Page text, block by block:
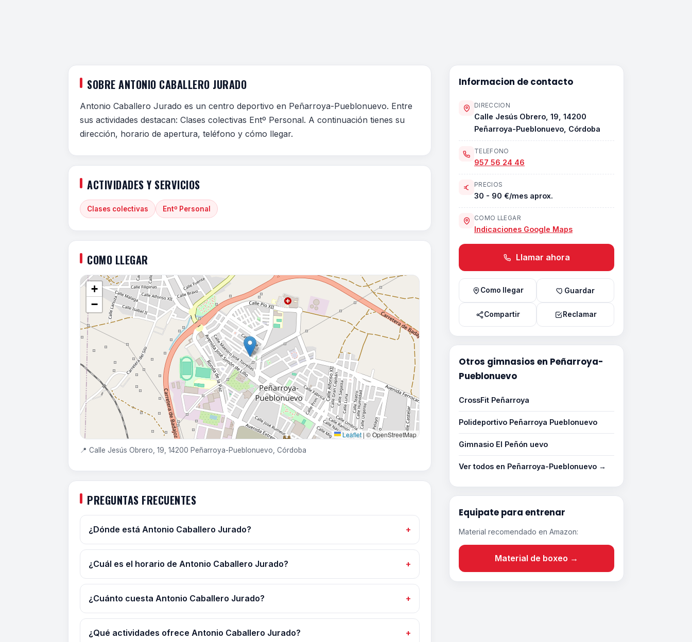
SOBRE ANTONIO CABALLERO JURADO
Antonio Caballero Jurado es un centro deportivo en Peñarroya-Pueblonuevo. Entre
sus actividades destacan: Clases colectivas Entº Personal. A continuación tienes su
dirección, horario de apertura, teléfono y cómo llegar.
ACTIVIDADES Y SERVICIOS
Clases colectivas Entº Personal
COMO LLEGAR
+
−
Leaflet | © OpenStreetMap
📍 Calle Jesús Obrero, 19, 14200 Peñarroya-Pueblonuevo, Córdoba
PREGUNTAS FRECUENTES
¿Dónde está Antonio Caballero Jurado?
¿Cuál es el horario de Antonio Caballero Jurado?
¿Cuánto cuesta Antonio Caballero Jurado?
¿Qué actividades ofrece Antonio Caballero Jurado?
Informacion de contacto
DIRECCION
Calle Jesús Obrero, 19, 14200
Peñarroya-Pueblonuevo, Córdoba
TELEFONO
957 56 24 46
PRECIOS
30 - 90 €/mes aprox.
COMO LLEGAR
Indicaciones Google Maps
Llamar ahora
Como llegar Guardar
Compartir Reclamar
Otros gimnasios en Peñarroya-
Pueblonuevo
CrossFit Peñarroya
Polideportivo Peñarroya Pueblonuevo
Gimnasio El Peñón uevo
Ver todos en Peñarroya-Pueblonuevo →
Equipate para entrenar
Material recomendado en Amazon:
Material de boxeo →